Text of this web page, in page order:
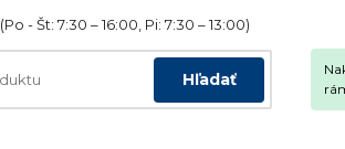
(Po - Št: 7:30 – 16:00, Pi: 7:30 – 13:00)
Hľadať